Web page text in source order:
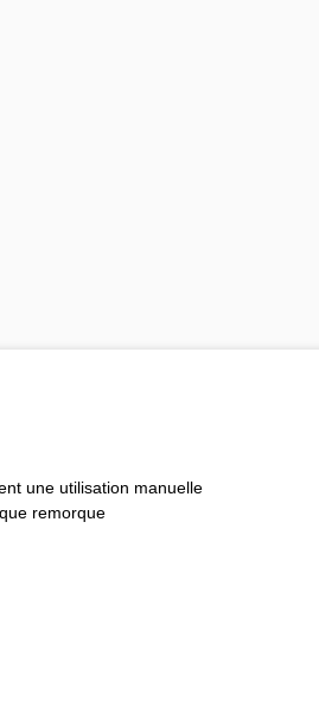
une utilisation manuelle
remorque